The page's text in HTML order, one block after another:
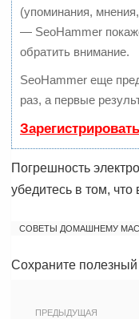
(упоминания,
— SeoHammer
обратить внимание.
SeoHammer еще
раз, а первые
Погрешность
убедитесь в том,
СОВЕТЫ ДОМАШНЕМУ
Сохраните полезный
ПРЕДЫДУЩАЯ